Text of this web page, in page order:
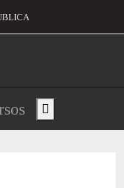
d'usuari
de
Show main menu